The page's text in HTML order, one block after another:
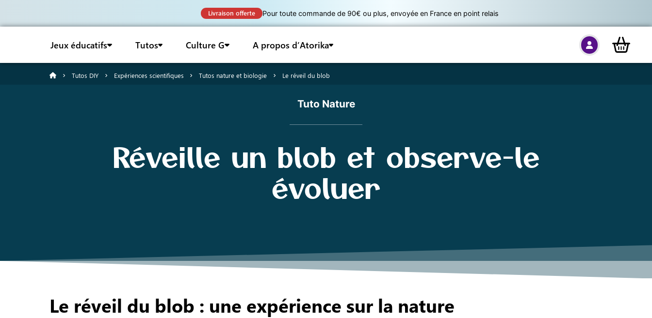
Livraison offerte Pour toute commande de 90€ ou plus, envoyée en France en point relais
Jeux éducatifs Tutos Culture G A propos d’Atorika
Tutos DIY Expériences scientifiques Tutos nature et biologie Le réveil du blob
Tuto Nature
Réveille un blob et observe-le
évoluer
Le réveil du blob : une expérience sur la nature